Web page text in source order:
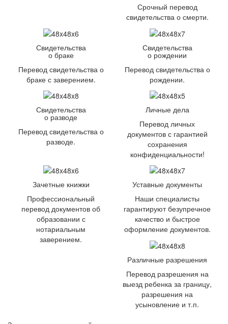
Срочный перевод
свидетельства о смерти.
Свидетельства
о браке
Перевод свидетельства о
браке с заверением.
Свидетельства
о рождении
Перевод свидетельства о
рождении.
Свидетельства
о разводе
Перевод свидетельства о
разводе.
Личные дела
Перевод личных
документов с гарантией
сохранения
конфиденциальности!
Зачетные книжки
Профессиональный
перевод документов об
образовании с
нотариальным
заверением.
Уставные документы
Наши специалисты
гарантируют безупречное
качество и быстрое
оформление документов.
Различные разрешения
Перевод разрешения на
выезд ребенка за границу,
разрешения на
усыновление и т.п.